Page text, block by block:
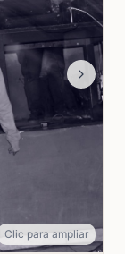
Clic para ampliar